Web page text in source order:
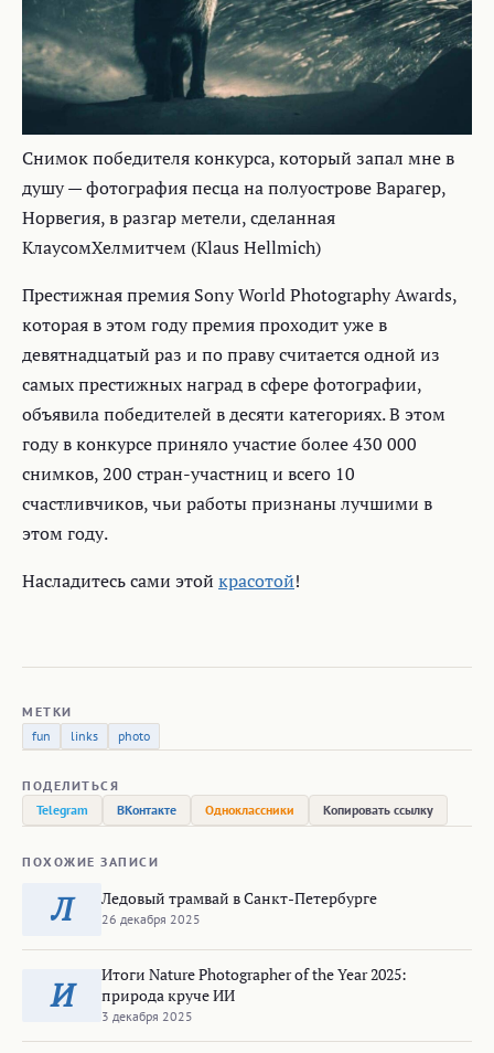
Снимок победителя конкурса, который запал мне в
душу — фотография песца на полуострове Варагер,
Норвегия, в разгар метели, сделанная
КлаусомХелмитчем (Klaus Hellmich)
Престижная премия Sony World Photography Awards,
которая в этом году премия проходит уже в
девятнадцатый раз и по праву считается одной из
самых престижных наград в сфере фотографии,
объявила победителей в десяти категориях. В этом
году в конкурсе приняло участие более 430 000
снимков, 200 стран-участниц и всего 10
счастливчиков, чьи работы признаны лучшими в
этом году.
Насладитесь сами этой красотой!
МЕТКИ
fun
links photo
ПОДЕЛИТЬСЯ
Telegram
ВКонтакте Одноклассники Копировать ссылку
ПОХОЖИЕ ЗАПИСИ
Л Ледовый трамвай в Санкт-Петербурге
26 декабря 2025
И
Итоги Nature Photographer of the Year 2025:
природа круче ИИ
3 декабря 2025